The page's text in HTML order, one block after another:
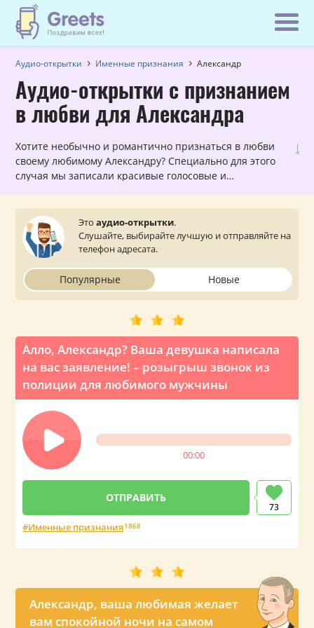
Аудио-открытки Именные признания Александр
Аудио-открытки с признанием
в любви для Александра
↓
Хотите необычно и романтично признаться в любви
своему любимому Александру? Специально для этого
случая мы записали красивые голосовые и
мобильный телефон.
Этоаудио-открытки.
Слушайте, выбирайте лучшую и отправляйте на
телефон адресата.
Популярные Новые
Алло, Александр? Ваша девушка написала
на вас заявление! – розыгрыш звонок из
полиции для любимого мужчины
00:00
73
Именные признания1868
Александр, ваша любимая желает
вам спокойной ночи на самом